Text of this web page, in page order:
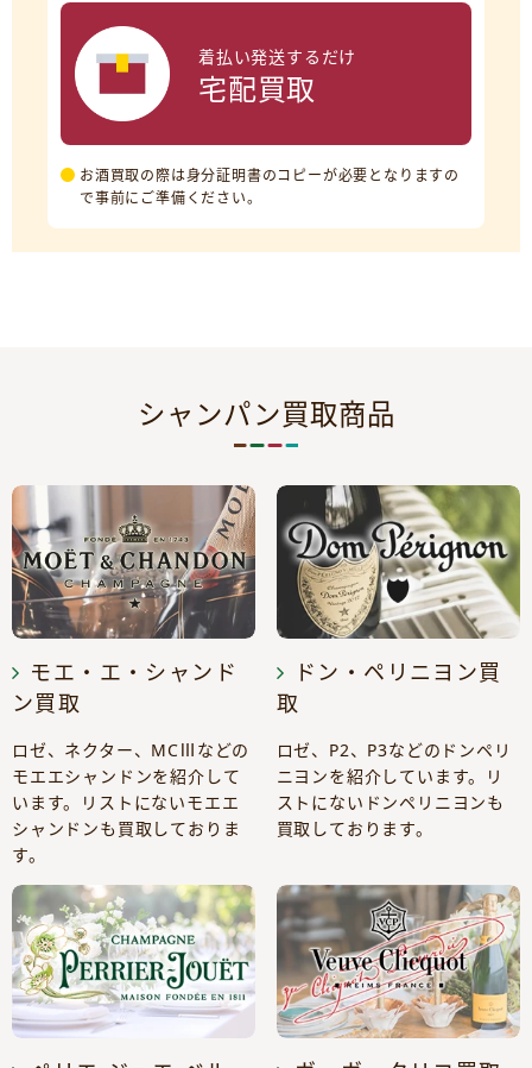
着払い発送するだけ
宅配買取
お酒買取の際は身分証明書のコピーが必要となりますの
で事前にご準備ください。
シャンパン買取商品
モエ・エ・シャンド
ン買取
ロゼ、ネクター、MCⅢなどの
モエエシャンドンを紹介して
います。リストにないモエエ
シャンドンも買取しておりま
す。
ドン・ペリニヨン買
取
ロゼ、P2、P3などのドンペリ
ニヨンを紹介しています。リ
ストにないドンペリニヨンも
買取しております。